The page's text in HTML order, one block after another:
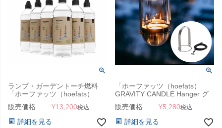
ランプ・ガーデントーチ燃料
「ホーファッツ（hoefats）
SPIN専用 バイオエタノールボ
トル 1L（6本セット）」
販売価格 ¥13,200税込
詳細を見る
「ホーファッツ（hoefats）
GRAVITY CANDLE Hanger グ
ラビティキャンドル専用 ハンガ
ー」
販売価格 ¥5,280税込
詳細を見る